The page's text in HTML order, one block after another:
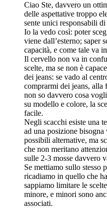
Ciao Ste, davvero un
delle aspettative troppo
sente unici responsabili di
Io la vedo così: poter
viene dall’esterno; saper
capacità, e come tale va
Il cervello non va in
scelte, ma se non è
dei jeans: se vado al
comprarmi dei jeans, alla
non so davvero cosa
su modello e colore, la
facile.
Negli scacchi esiste una
ad una posizione
possibili alternative, ma
che non meritano
sulle 2-3 mosse davvero
Se mettiamo sullo stesso
ricadiamo in quello che
sappiamo limitare le
minore, e minori sono
associati.